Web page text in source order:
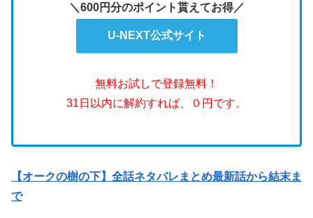
＼600円分のポイント貰えてお得／
U-NEXT公式サイト
無料お試しで登録無料！
31日以内に解約すれば、０円です。
【オークの樹の下】全話ネタバレまとめ最新話から結末ま
で